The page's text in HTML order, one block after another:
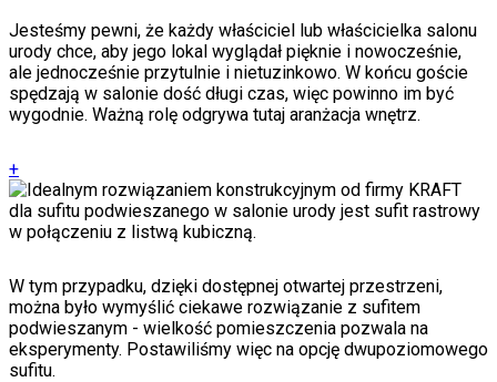
Jesteśmy pewni, że każdy właściciel lub właścicielka salonu
urody chce, aby jego lokal wyglądał pięknie i nowocześnie,
ale jednocześnie przytulnie i nietuzinkowo. W końcu goście
spędzają w salonie dość długi czas, więc powinno im być
wygodnie. Ważną rolę odgrywa tutaj aranżacja wnętrz.
+
W tym przypadku, dzięki dostępnej otwartej przestrzeni,
można było wymyślić ciekawe rozwiązanie z sufitem
podwieszanym - wielkość pomieszczenia pozwala na
eksperymenty. Postawiliśmy więc na opcję dwupoziomowego
sufitu.